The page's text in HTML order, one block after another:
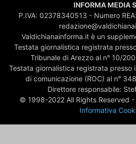
INFORMA MEDIA
P.IVA: 02378340513 - Numero
Valdichianainforma.it è un
Testata giornalistica registrata
Tribunale di Arezzo al n° 10/
Testata giornalistica registrata presso
di comunicazione (ROC) al n°
Direttore responsabile:
© 1998-2022 All Rights Reserved -
Informativa